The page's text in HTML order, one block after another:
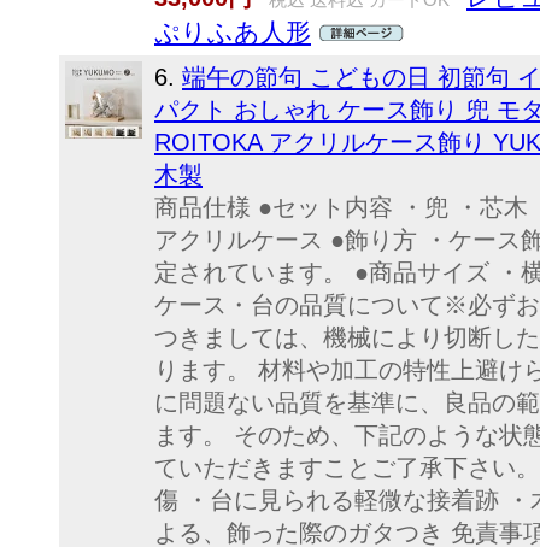
ぷりふあ人形
6. 端午の節句 こどもの日 初節句
パクト おしゃれ ケース飾り 兜 モ
ROITOKA アクリルケース飾り
木製
商品仕様 ●セット内容 ・兜 ・芯
アクリルケース ●飾り方 ・ケース
定されています。 ●商品サイズ ・
ケース・台の品質について※必ず
つきましては、機械により切断し
ります。 材料や加工の特性上避け
に問題ない品質を基準に、良品の
ます。 そのため、下記のような状
ていただきますことご了承下さい
傷 ・台に見られる軽微な接着跡
よる、飾った際のガタつき 免責